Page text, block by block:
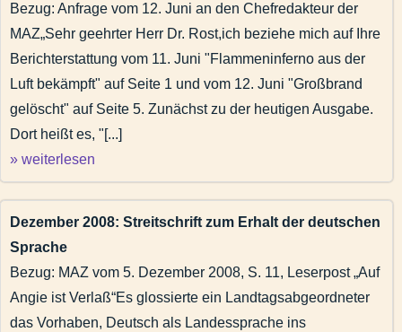
Bezug: Anfrage vom 12. Juni an den Chefredakteur der
MAZ„Sehr geehrter Herr Dr. Rost,ich beziehe mich auf Ihre
Berichterstattung vom 11. Juni "Flammeninferno aus der
Luft bekämpft" auf Seite 1 und vom 12. Juni "Großbrand
gelöscht" auf Seite 5. Zunächst zu der heutigen Ausgabe.
Dort heißt es, "[...]
» weiterlesen
Dezember 2008: Streitschrift zum Erhalt der deutschen
Sprache
Bezug: MAZ vom 5. Dezember 2008, S. 11, Leserpost „Auf
Angie ist Verlaß“Es glossierte ein Landtagsabgeordneter
das Vorhaben, Deutsch als Landessprache ins